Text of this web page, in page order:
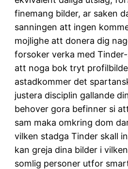
finemang bilder, ar saken
sanningen att ingen
mojlighe att donera dig
forsoker verka med
att noga bok tryt
astadkommer det
justera disciplin gallande
behover gora befinner si
sam maka omkring dom
vilken stadga Tinder skall
kan greja dina bilder i
somlig personer utfor